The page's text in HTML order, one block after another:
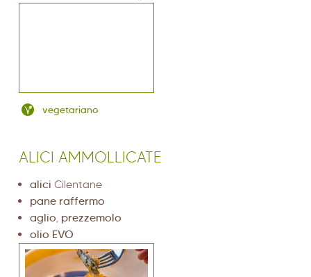
vegetariano
ALICI AMMOLLICATE
alici Cilentane
pane raffermo
aglio, prezzemolo
olio EVO